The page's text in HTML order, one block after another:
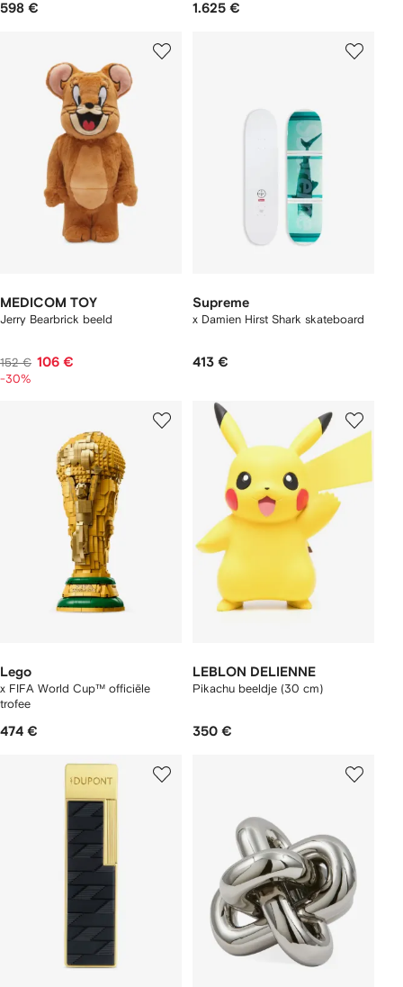
598 € 1.625 €
MEDICOM TOY
Jerry Bearbrick beeld
152 € 106 €
-30%
Supreme
x Damien Hirst Shark skateboard
413 €
Lego
x FIFA World Cup™ officiële
trofee
474 €
LEBLON DELIENNE
Pikachu beeldje (30 cm)
350 €